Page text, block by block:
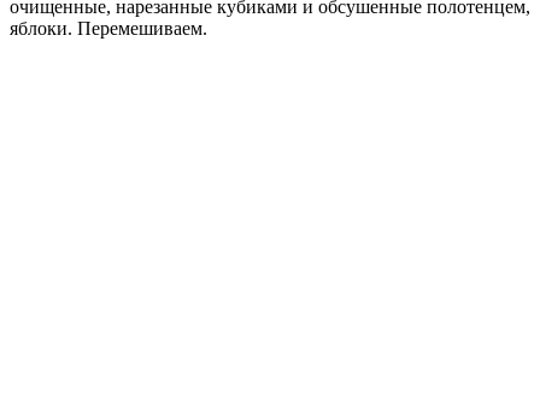
очищенные, нарезанные кубиками и обсушенные полотенцем,
яблоки. Перемешиваем.